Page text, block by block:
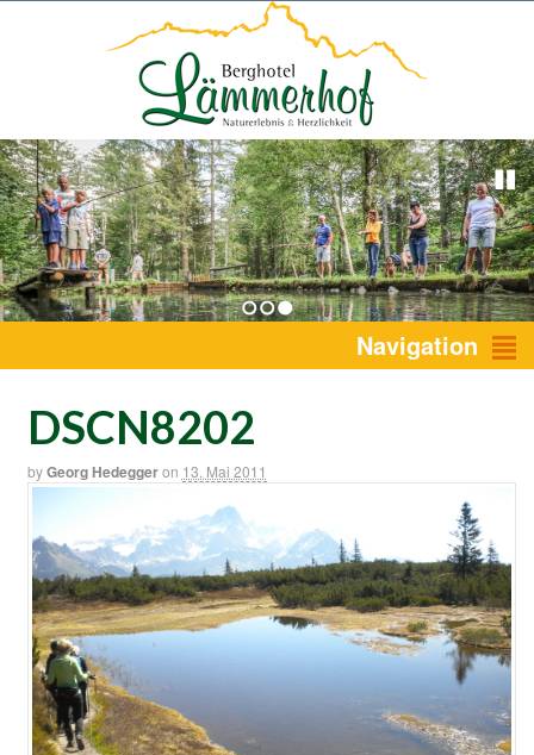
1 2 3 Navigation
DSCN8202
byGeorg Hedeggeron 13. Mai 2011